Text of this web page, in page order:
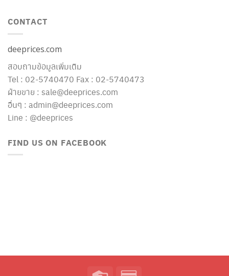
CONTACT
deeprices.com
สอบถามข้อมูลเพิ่มเติม
Tel : 02-5740470 Fax : 02-5740473
ฝ่ายขาย : sale@deeprices.com
อื่นๆ : admin@deeprices.com
Line : @deeprices
FIND US ON FACEBOOK
Credit